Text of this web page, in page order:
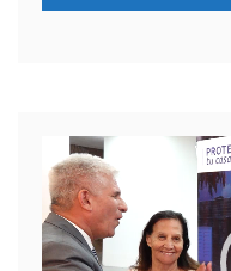
Reproductor
de
video